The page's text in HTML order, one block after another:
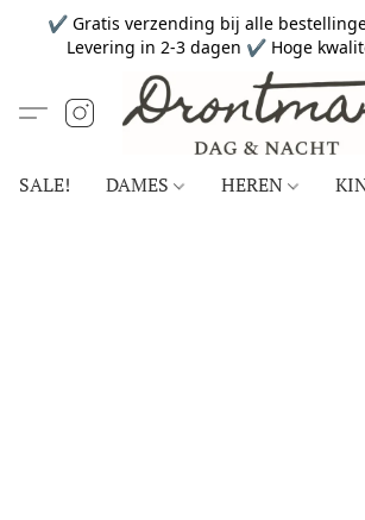
✔ Gratis verzending bij alle
Levering in 2-3 dagen ✔ Hoge
SALE! DAMES HEREN